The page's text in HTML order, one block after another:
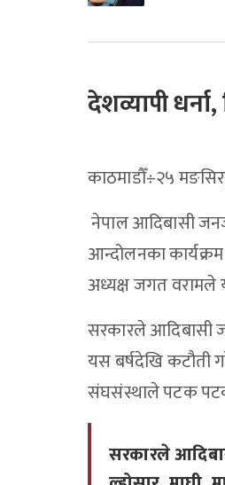
देशव्यापी
काठमाडौँ÷२५
नेपाल आदिबासी
आन्दोलनका
अध्यक्ष जगत वरामले
सरकारले आदिबासी
यस बर्षदेखि कटौती
संघसंस्थाले पटक पटक
सरकारले